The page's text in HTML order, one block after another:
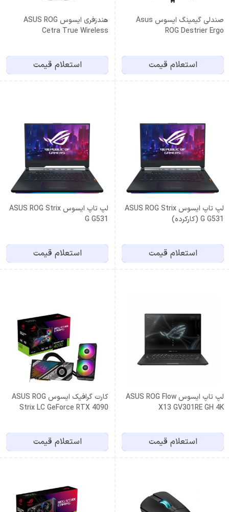
صندلی گیمینگ ایسوس Asus
ROG Destrier Ergo
استعلام قیمت
هندزفری ایسوس ASUS ROG
Cetra True Wireless
استعلام قیمت
لپ تاپ ایسوس ASUS ROG Strix
G G531 (کارکرده)
استعلام قیمت
لپ تاپ ایسوس ASUS ROG Strix
G G531
استعلام قیمت
لپ تاپ ایسوس ASUS ROG Flow
X13 GV301RE GH 4K
استعلام قیمت
کارت گرافیک ایسوس ASUS ROG
Strix LC GeForce RTX 4090
استعلام قیمت